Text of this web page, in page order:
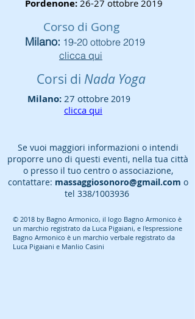
Corsi di Nada Yoga
Pordenone: 26-27 ottobre 2019
Milano: 27 ottobre 2019
clicca qui
Corso di Gong
Milano: 19-20 ottobre 2019
clicca qui
Se vuoi maggiori informazioni o intendi
proporre uno di questi eventi, nella tua città
o presso il tuo centro o associazione,
contattare: massaggiosonoro@gmail.com o
tel 338/1003936
© 2018 by Bagno Armonico, il logo Bagno Armonico è
un marchio registrato da Luca Pigaiani, e l'espressione
Bagno Armonico è un marchio verbale registrato da
Luca Pigaiani e Manlio Casini